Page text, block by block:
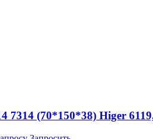
(70*150*38) Higer